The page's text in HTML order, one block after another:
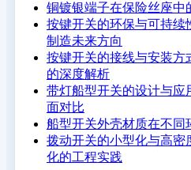
铜镀银端子在保险丝座中
按键开关的环保与可持续
制造未来方向
按键开关的接线与安装方
的深度解析
带灯船型开关的设计与应
面对比
船型开关外壳材质在不同
拨动开关的小型化与高密
化的工程实践